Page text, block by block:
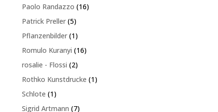
Produkte
Paolo Randazzo 1616
Patrick Preller 55
Produkte
Pflanzenbilder 11
Produkt
Romulo Kuranyi 1616
rosalie - Flossi 22
Produkte
Rothko Kunstdrucke 11
Schlote 11
Produkt
Sigrid Artmann 77